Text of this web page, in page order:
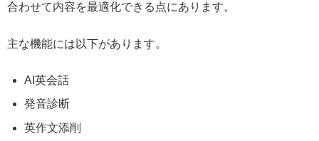
合わせて内容を最適化できる点にあります。
主な機能には以下があります。
AI英会話
発音診断
英作文添削